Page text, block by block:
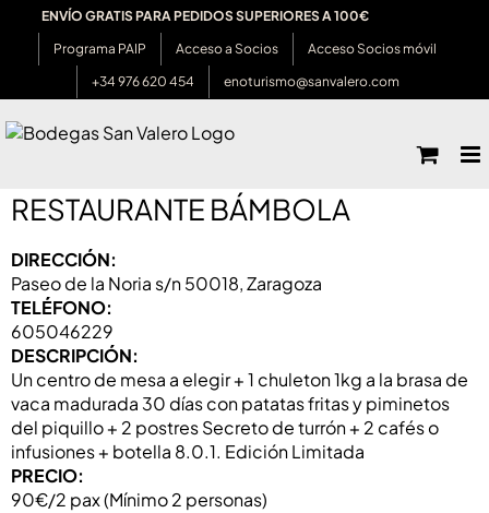
Saltar
contenido
ENVÍO GRATIS PARA PEDIDOS SUPERIORES A 100€
Programa PAIP
Acceso a Socios
Acceso Socios móvil
+34 976 620 454
enoturismo@sanvalero.com
RESTAURANTE BÁMBOLA
DIRECCIÓN:
Paseo de la Noria s/n 50018, Zaragoza
TELÉFONO:
605046229
DESCRIPCIÓN:
Un centro de mesa a elegir + 1 chuleton 1kg a la brasa de
vaca madurada 30 días con patatas fritas y piminetos
del piquillo + 2 postres Secreto de turrón + 2 cafés o
infusiones + botella 8.0.1. Edición Limitada
PRECIO:
90€/2 pax (Mínimo 2 personas)